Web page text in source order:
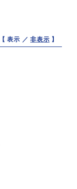
【 表示 ／非表示 】